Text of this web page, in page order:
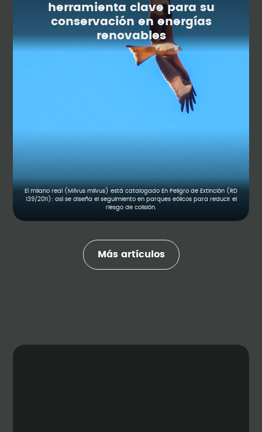
herramienta clave para su
conservación en energías
renovables
El milano real (Milvus milvus) está catalogado En Peligro de Extinción (RD
139/2011): así se diseña el seguimiento en parques eólicos para reducir el
riesgo de colisión.
Más artículos